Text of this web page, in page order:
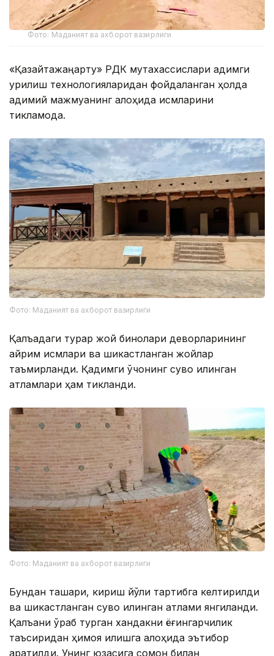
Фото: Маданият ва ахборот вазирлиги
«Қазқайтажаңарту» РДК мутахассислари қадимги
қурилиш технологияларидан фойдаланган ҳолда
қадимий мажмуанинг алоҳида қисмларини
тикламоқда.
Фото: Маданият ва ахборот вазирлиги
Қалъадаги турар жой бинолари деворларининг
айрим қисмлари ва шикастланган жойлар
таъмирланди. Қадимги ўчоқнинг сувоқ қилинган
қатламлари ҳам тикланди.
Фото: Маданият ва ахборот вазирлиги
Бундан ташқари, кириш йўли тартибга келтирилди
ва шикастланган сувоқ қилинган қатлами янгиланди.
Қалъани ўраб турган хандакни ёғингарчилик
таъсиридан ҳимоя қилишга алоҳида эътибор
қаратилди. Унинг юзасига сомон билан